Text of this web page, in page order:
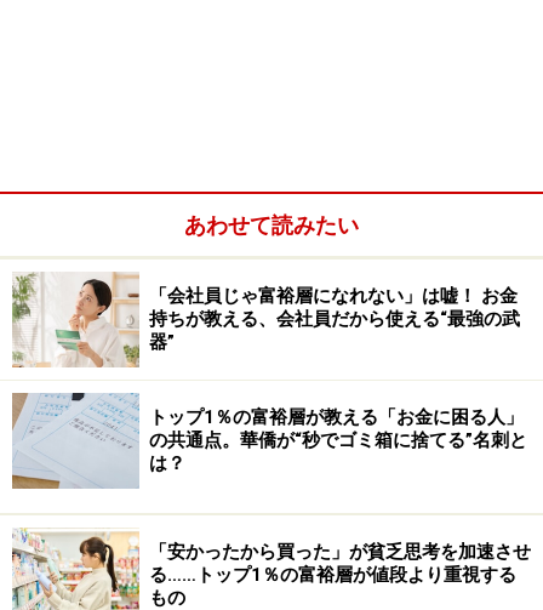
あわせて読みたい
「会社員じゃ富裕層になれない」は嘘！ お金
持ちが教える、会社員だから使える“最強の武
器”
トップ1％の富裕層が教える「お金に困る人」
の共通点。華僑が“秒でゴミ箱に捨てる”名刺と
は？
「安かったから買った」が貧乏思考を加速させ
る……トップ1％の富裕層が値段より重視する
もの